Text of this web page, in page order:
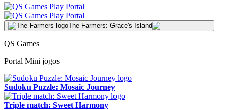
The Farmers: Grace's Island
QS Games
Portal Mini jogos
Sudoku Puzzle: Mosaic Journey
Triple match: Sweet Harmony